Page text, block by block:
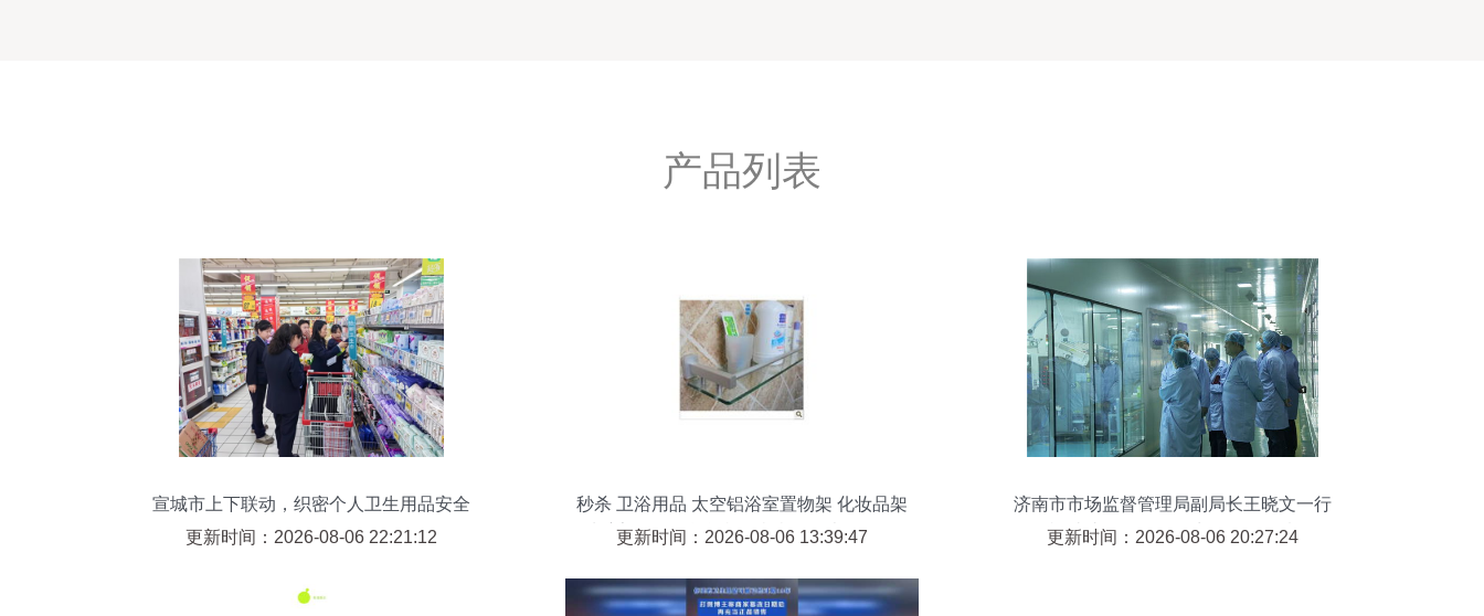
产品列表
宣城市上下联动，织密个人卫生用品安全
监管网
更新时间：2026-08-06 22:21:12
秒杀 卫浴用品 太空铝浴室置物架 化妆品架
玻璃架 6716秒杀特供 当当网热卖 销售冠
更新时间：2026-08-06 13:39:47
济南市市场监督管理局副局长王晓文一行
到福瑞达调研个人卫生用品销售情况
更新时间：2026-08-06 20:27:24